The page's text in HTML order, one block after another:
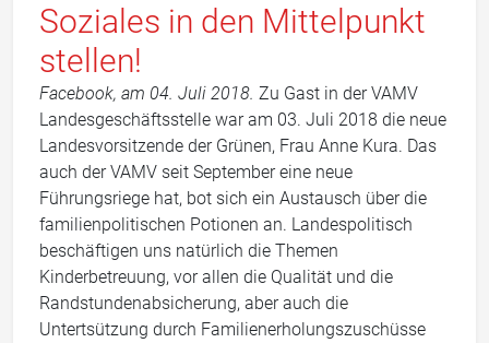
Soziales in den Mittelpunkt
stellen!
Facebook, am 04. Juli 2018. Zu Gast in der VAMV
Landesgeschäftsstelle war am 03. Juli 2018 die neue
Landesvorsitzende der Grünen, Frau Anne Kura. Das
auch der VAMV seit September eine neue
Führungsriege hat, bot sich ein Austausch über die
familienpolitischen Potionen an. Landespolitisch
beschäftigen uns natürlich die Themen
Kinderbetreuung, vor allen die Qualität und die
Randstundenabsicherung, aber auch die
Untertsützung durch Familienerholungszuschüsse